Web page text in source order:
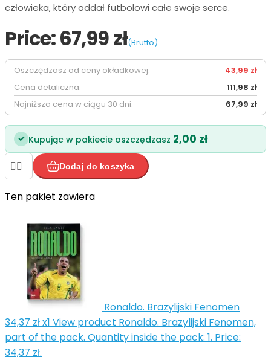
człowieka, który oddał futbolowi całe swoje serce.
Price:67,99 zł(Brutto)
Oszczędzasz od ceny okładkowej:
43,99 zł
Cena detaliczna:
111,98 zł
Najniższa cena w ciągu 30 dni:
67,99 zł
✓ Kupując w pakiecie oszczędzasz 2,00 zł
  Dodaj do koszyka
Ten pakiet zawiera
Ronaldo. Brazylijski Fenomen
34,37 złx1 View product Ronaldo. Brazylijski Fenomen,
part of the pack. Quantity inside the pack: 1. Price:
34,37 zł.